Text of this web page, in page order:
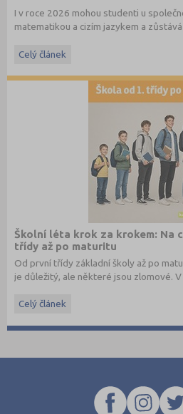
I v roce 2026 mohou studenti u
matematikou a cizím jazykem a
informacemi.
Celý článek
Školní léta krok za krokem: Na
třídy až po maturitu
Od první třídy základní školy až po
je důležitý, ale některé jsou zlomové.
Celý článek